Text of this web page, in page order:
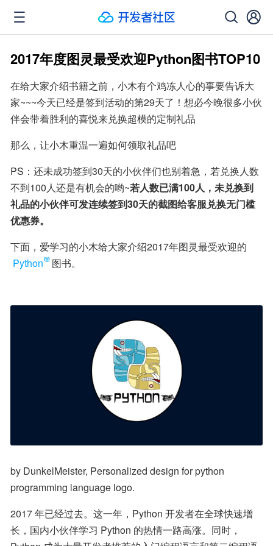
2017年度图灵最受欢迎Python图书TOP10
在给大家介绍书籍之前，小木有个鸡冻人心的事要告诉大
家~~~今天已经是签到活动的第29天了！想必今晚很多小伙
伴会带着胜利的喜悦来兑换超模的定制礼品
那么，让小木重温一遍如何领取礼品吧
PS：还未成功签到30天的小伙伴们也别着急，若兑换人数
不到100人还是有机会的哟~若人数已满100人，未兑换到
礼品的小伙伴可发连续签到30天的截图给客服兑换无门槛
优惠券。
下面，爱学习的小木给大家介绍2017年图灵最受欢迎的
Python
图书。
by DunkelMeister, Personalized design for python
programming language logo.
2017 年已经过去。这一年，Python 开发者在全球快速增
长，国内小伙伴学习 Python 的热情一路高涨。同时，